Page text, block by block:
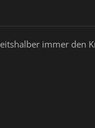
immer den